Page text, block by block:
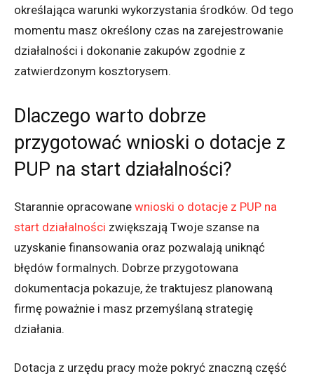
określająca warunki wykorzystania środków. Od tego
momentu masz określony czas na zarejestrowanie
działalności i dokonanie zakupów zgodnie z
zatwierdzonym kosztorysem.
Dlaczego warto dobrze
przygotować wnioski o dotacje z
PUP na start działalności?
Starannie opracowane wnioski o dotacje z PUP na
start działalności zwiększają Twoje szanse na
uzyskanie finansowania oraz pozwalają uniknąć
błędów formalnych. Dobrze przygotowana
dokumentacja pokazuje, że traktujesz planowaną
firmę poważnie i masz przemyślaną strategię
działania.
Dotacja z urzędu pracy może pokryć znaczną część